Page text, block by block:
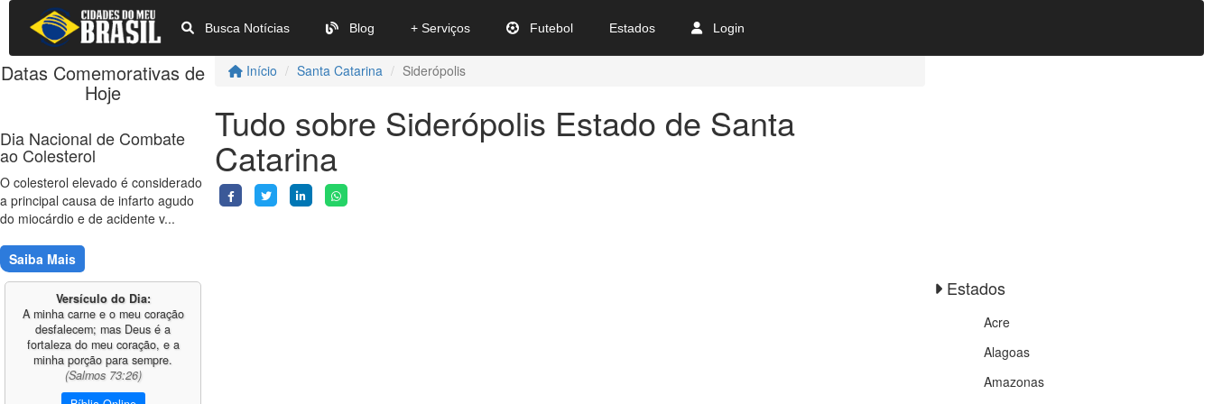
Busca Notícias Blog + Serviços Futebol Estados Login
Início Santa Catarina Siderópolis
Tudo sobre Siderópolis Estado de Santa
Catarina
Datas Comemorativas de
Hoje
Dia Nacional de Combate
ao Colesterol
O colesterol elevado é considerado
a principal causa de infarto agudo
do miocárdio e de acidente v...
Saiba Mais
Versículo do Dia:
A minha carne e o meu coração
desfalecem; mas Deus é a
fortaleza do meu coração, e a
minha porção para sempre.
(Salmos 73:26)
Estados
Acre
Alagoas
Amazonas